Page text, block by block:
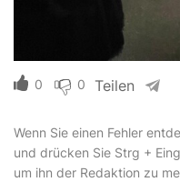
0 0 Teilen
Wenn Sie einen Fehler
und drücken Sie Strg +
um ihn der Redaktion zu